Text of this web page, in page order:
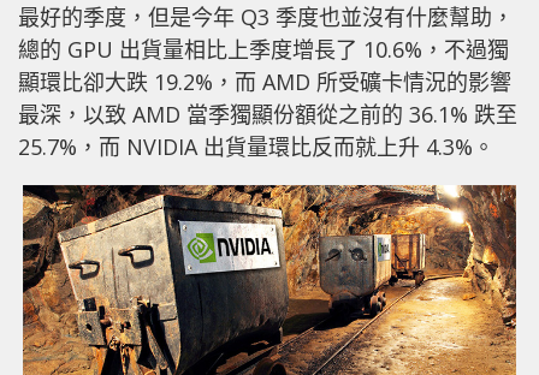
最好的季度，但是今年 Q3 季度也並沒有什麼幫助，
總的 GPU 出貨量相比上季度增長了 10.6%，不過獨
顯環比卻大跌 19.2%，而 AMD 所受礦卡情況的影響
最深，以致 AMD 當季獨顯份額從之前的 36.1% 跌至
25.7%，而 NVIDIA 出貨量環比反而就上升 4.3%。